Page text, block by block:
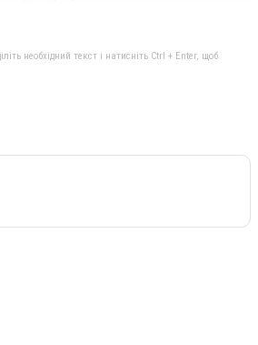
необхідний текст і натисніть Ctrl + Enter, щоб